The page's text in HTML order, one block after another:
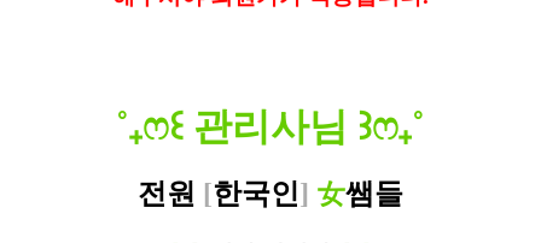
˚₊ෆ꒰ 관리사님 ꒱ෆ₊˚
전원 [한국인] 女쌤들